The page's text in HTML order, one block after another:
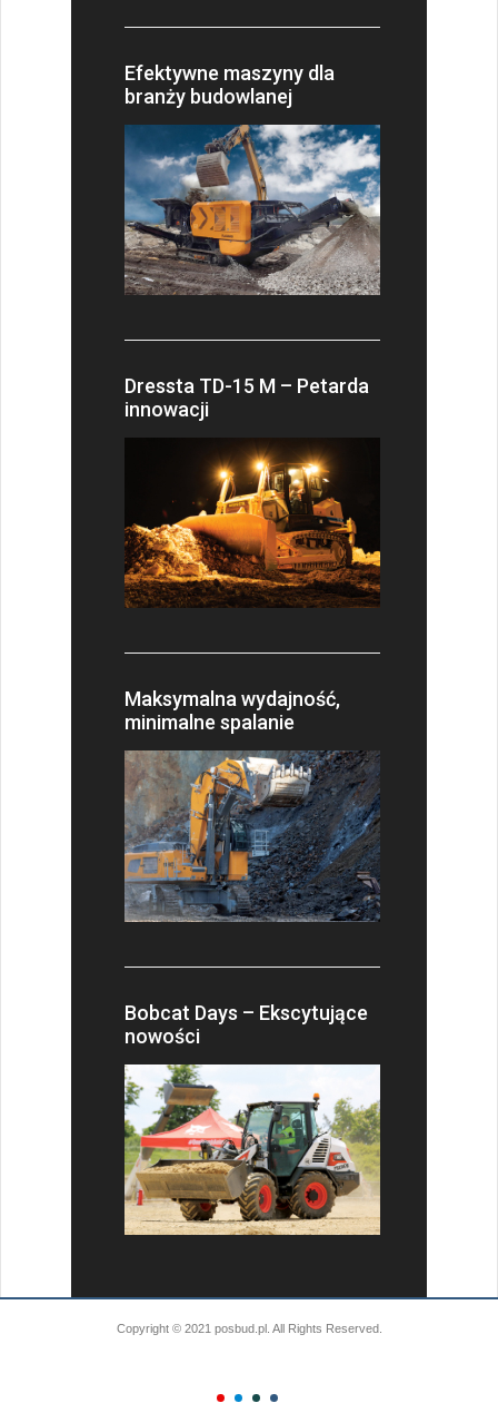
Efektywne maszyny dla
branży budowlanej
Dressta TD-15 M – Petarda
innowacji
Maksymalna wydajność,
minimalne spalanie
Bobcat Days – Ekscytujące
nowości
Copyright © 2021 posbud.pl. All Rights Reserved.